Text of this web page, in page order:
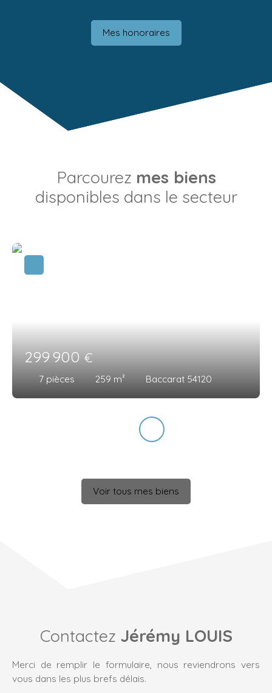
Mes honoraires
Parcourez mes biens
disponibles dans le secteur
299 900€
7 pièces 259 m² Baccarat 54120
Voir tous mes biens
Contactez Jérémy LOUIS
Merci de remplir le formulaire, nous reviendrons vers
vous dans les plus brefs délais.